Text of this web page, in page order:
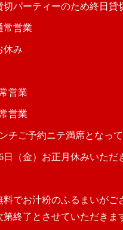
切パーティーのため終日貸
常営業
休み
営業
営業
チご予約ニテ満席となっ
日（金）お正月休みいただ
でお汁粉のふるまいがご
第終了とさせていただきま